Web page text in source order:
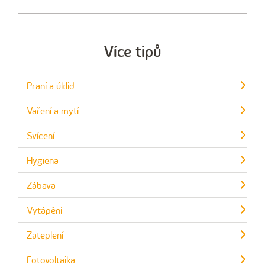
Více tipů
Praní a úklid
Vaření a mytí
Svícení
Hygiena
Zábava
Vytápění
Zateplení
Fotovoltaika